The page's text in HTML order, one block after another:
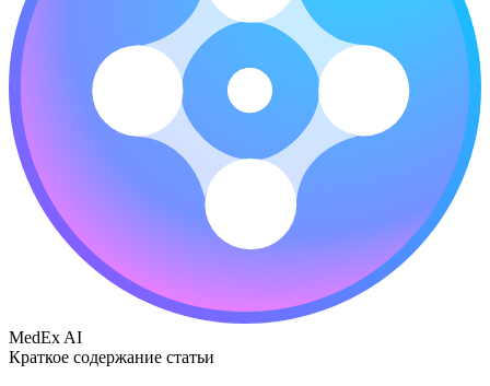
MedEx AI
Краткое содержание статьи